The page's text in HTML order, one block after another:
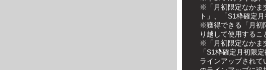
※「月初限定なかま
ト」、「S1枠確定
※獲得できる「月初
り越して使用するこ
※「月初限定なかま
「S1枠確定月初限
ラインアップされて